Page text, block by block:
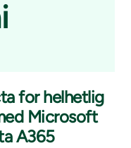
for helhetlig
Microsoft
A365